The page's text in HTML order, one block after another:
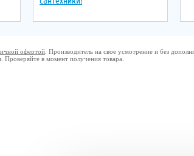
офертой . Производитель на свое усмотрение и без
Проверяйте в момент получения товара.